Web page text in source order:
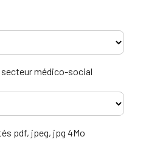
secteur médico-social
pdf, jpeg, jpg 4Mo